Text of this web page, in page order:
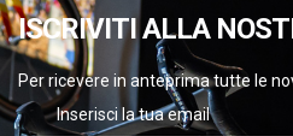
ISCRIVITI ALLA
Per ricevere in anteprima tutte le